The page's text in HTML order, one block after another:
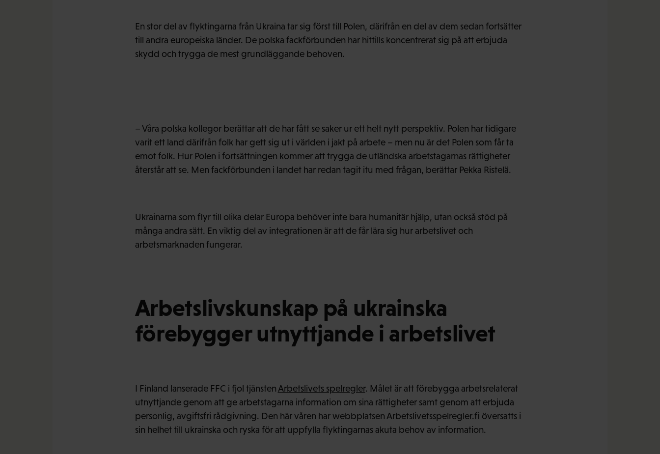
En stor del av flyktingarna från Ukraina tar sig först till Polen, därifrån en del av dem sedan fortsätter
till andra europeiska länder. De polska fackförbunden har hittills koncentrerat sig på att erbjuda
skydd och trygga de mest grundläggande behoven.
– Våra polska kollegor berättar att de har fått se saker ur ett helt nytt perspektiv. Polen har tidigare
varit ett land därifrån folk har gett sig ut i världen i jakt på arbete – men nu är det Polen som får ta
emot folk. Hur Polen i fortsättningen kommer att trygga de utländska arbetstagarnas rättigheter
återstår att se. Men fackförbunden i landet har redan tagit itu med frågan, berättar Pekka Ristelä.
Ukrainarna som flyr till olika delar Europa behöver inte bara humanitär hjälp, utan också stöd på
många andra sätt. En viktig del av integrationen är att de får lära sig hur arbetslivet och
arbetsmarknaden fungerar.
Arbetslivskunskap på ukrainska
förebygger utnyttjande i arbetslivet
I Finland lanserade FFC i fjol tjänsten Arbetslivets spelregler. Målet är att förebygga arbetsrelaterat
utnyttjande genom att ge arbetstagarna information om sina rättigheter samt genom att erbjuda
personlig, avgiftsfri rådgivning. Den här våren har webbplatsen Arbetslivetsspelregler.fi översatts i
sin helhet till ukrainska och ryska för att uppfylla flyktingarnas akuta behov av information.